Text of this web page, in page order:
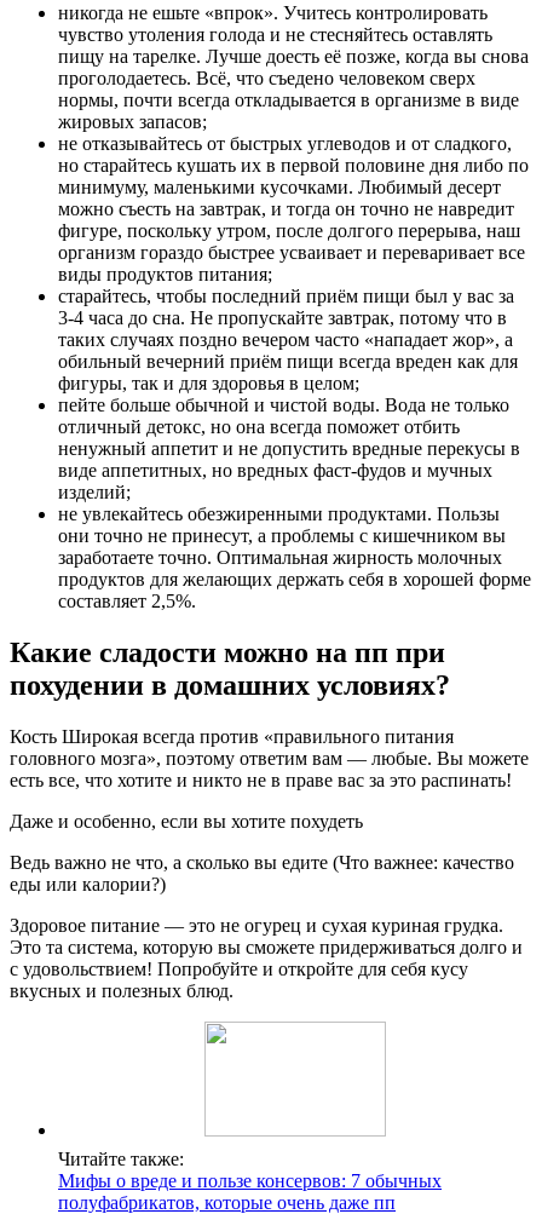
никогда не ешьте «впрок». Учитесь контролировать
чувство утоления голода и не стесняйтесь оставлять
пищу на тарелке. Лучше доесть её позже, когда вы снова
проголодаетесь. Всё, что съедено человеком сверх
нормы, почти всегда откладывается в организме в виде
жировых запасов;
не отказывайтесь от быстрых углеводов и от сладкого,
но старайтесь кушать их в первой половине дня либо по
минимуму, маленькими кусочками. Любимый десерт
можно съесть на завтрак, и тогда он точно не навредит
фигуре, поскольку утром, после долгого перерыва, наш
организм гораздо быстрее усваивает и переваривает все
виды продуктов питания;
старайтесь, чтобы последний приём пищи был у вас за
3-4 часа до сна. Не пропускайте завтрак, потому что в
таких случаях поздно вечером часто «нападает жор», а
обильный вечерний приём пищи всегда вреден как для
фигуры, так и для здоровья в целом;
пейте больше обычной и чистой воды. Вода не только
отличный детокс, но она всегда поможет отбить
ненужный аппетит и не допустить вредные перекусы в
виде аппетитных, но вредных фаст-фудов и мучных
изделий;
не увлекайтесь обезжиренными продуктами. Пользы
они точно не принесут, а проблемы с кишечником вы
заработаете точно. Оптимальная жирность молочных
продуктов для желающих держать себя в хорошей форме
составляет 2,5%.
Какие сладости можно на пп при
похудении в домашних условиях?
Кость Широкая всегда против «правильного питания
головного мозга», поэтому ответим вам — любые. Вы можете
есть все, что хотите и никто не в праве вас за это распинать!
Даже и особенно, если вы хотите похудеть
Ведь важно не что, а сколько вы едите (Что важнее: качество
еды или калории?)
Здоровое питание — это не огурец и сухая куриная грудка.
Это та система, которую вы сможете придерживаться долго и
с удовольствием! Попробуйте и откройте для себя кусу
вкусных и полезных блюд.
Читайте также:
Мифы о вреде и пользе консервов: 7 обычных
полуфабрикатов, которые очень даже пп